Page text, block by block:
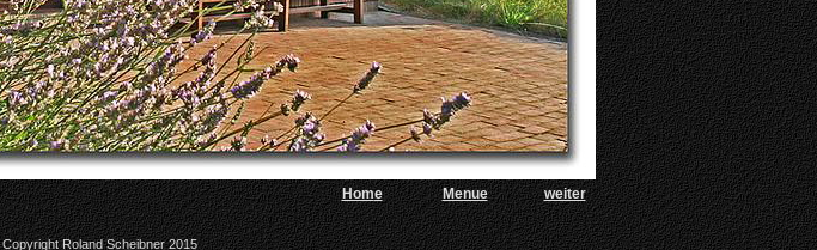
Home
Copyright Roland Scheibner 2015
Menue weiter